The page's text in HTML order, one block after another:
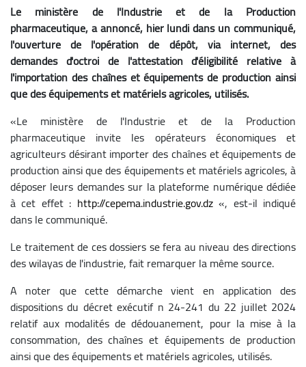
Le ministère de l'Industrie et de la Production
pharmaceutique, a annoncé, hier lundi dans un communiqué,
l'ouverture de l'opération de dépôt, via internet, des
demandes d'octroi de l'attestation d'éligibilité relative à
l'importation des chaînes et équipements de production ainsi
que des équipements et matériels agricoles, utilisés.
«Le ministère de l'Industrie et de la Production
pharmaceutique invite les opérateurs économiques et
agriculteurs désirant importer des chaînes et équipements de
production ainsi que des équipements et matériels agricoles, à
déposer leurs demandes sur la plateforme numérique dédiée
à cet effet : http://cepema.industrie.gov.dz«, est-il indiqué
dans le communiqué.
Le traitement de ces dossiers se fera au niveau des directions
des wilayas de l'industrie, fait remarquer la même source.
A noter que cette démarche vient en application des
dispositions du décret exécutif n 24-241 du 22 juillet 2024
relatif aux modalités de dédouanement, pour la mise à la
consommation, des chaînes et équipements de production
ainsi que des équipements et matériels agricoles, utilisés.